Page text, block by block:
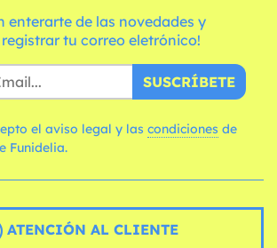
enterarte de las novedades y
tu correo eletrónico!
SUSCRÍBETE
el aviso legal y las condiciones
Funidelia.
ATENCIÓN AL CLIENTE